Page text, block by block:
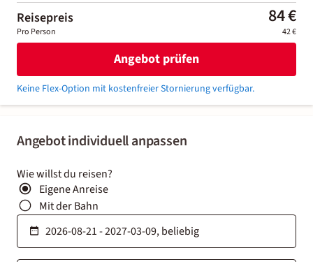
Angebot individuell anpassen
Wie willst du reisen?
Eigene Anreise
Mit der Bahn
Reisepreis 84 €
Pro Person 42 €
Angebot prüfen
Keine Flex-Option mit kostenfreier Stornierung verfügbar.